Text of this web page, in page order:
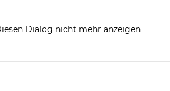
Dialog nicht mehr anzeigen